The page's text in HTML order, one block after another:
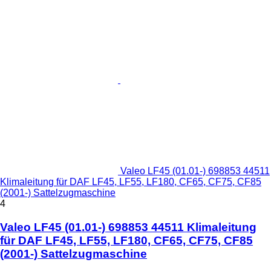
Valeo LF45 (01.01-) 698853 44511
Klimaleitung für DAF LF45, LF55, LF180, CF65, CF75, CF85
(2001-) Sattelzugmaschine
4
Valeo LF45 (01.01-) 698853 44511 Klimaleitung
für DAF LF45, LF55, LF180, CF65, CF75, CF85
(2001-) Sattelzugmaschine